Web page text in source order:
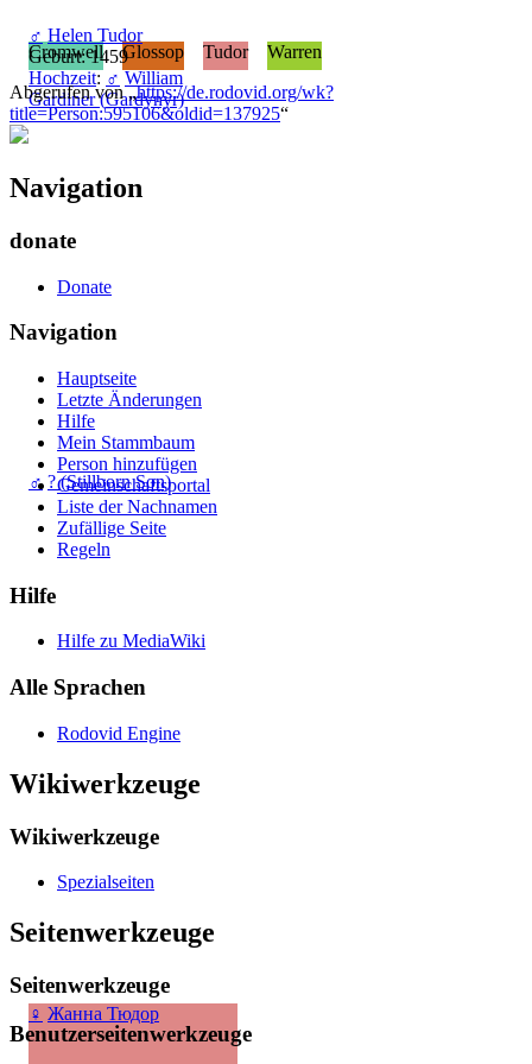
♂ Helen Tudor
Geburt: 1459
Hochzeit: ♂ William
Gardiner (Gardynyr)
♂ ? (Stillborn Son)
♀ Жанна Тюдор
Cromwell Glossop Tudor
Warren
Abgerufen von „https://de.rodovid.org/wk?
title=Person:595106&oldid=137925“
Navigation
donate
Donate
Navigation
Hauptseite
Letzte Änderungen
Hilfe
Mein Stammbaum
Person hinzufügen
Gemeinschafts­portal
Liste der Nachnamen
Zufällige Seite
Regeln
Hilfe
Hilfe zu MediaWiki
Alle Sprachen
Rodovid Engine
Wikiwerkzeuge
Wikiwerkzeuge
Spezialseiten
Seitenwerkzeuge
Seitenwerkzeuge
Benutzerseitenwerkzeuge